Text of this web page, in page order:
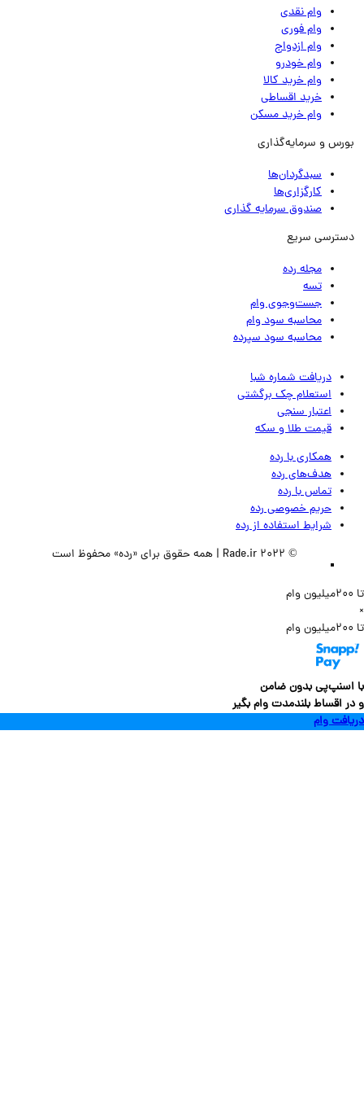
وام نقدی
وام فوری
وام ازدواج
وام خودرو
وام خرید کالا
خرید اقساطی
وام خرید مسکن
و سرمایه‌گذاری
سبدگردان‌ها
کارگزاری‌ها
صندوق سرمایه گذاری
سریع
مجله رده
تسه
جست‌وجوی وام
محاسبه سود وام
محاسبه سود سپرده
دریافت شماره شبا
استعلام چک برگشتی
اعتبار سنجی
قیمت طلا و سکه
همکاری با رده
هدف‌های رده
تماس‌ با‌ رده
حریم خصوصی رده
شرایط استفاده از رده
بدون ضامن
بلندمدت وام بگیر
وام